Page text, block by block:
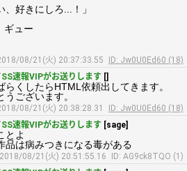
好きにしろ...！」
ギュー
08/21(火) 20:37:33.55
ID: Jw0U0Ed60 (18)
速報VIPがお送りします []
くしたらHTML依頼出してきます。
ございます。
08/21(火) 20:38:28.31
ID: Jw0U0Ed60 (18)
速報VIPがお送りします [sage]
とよ
品は病みつきになる毒がある
2018/08/21(火) 20:51:55.16
ID: AG9ck8TQO (1)